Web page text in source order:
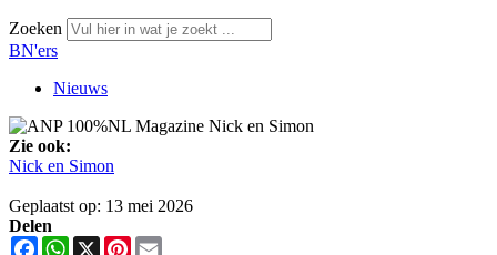
Zoeken
BN'ers
Nieuws
Zie ook:
Nick en Simon
Geplaatst op: 13 mei 2026
Delen
FacebookWhatsApp
X Pinterest